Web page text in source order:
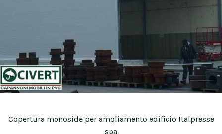
Copertura monoside per ampliamento edificio Italpresse
spa